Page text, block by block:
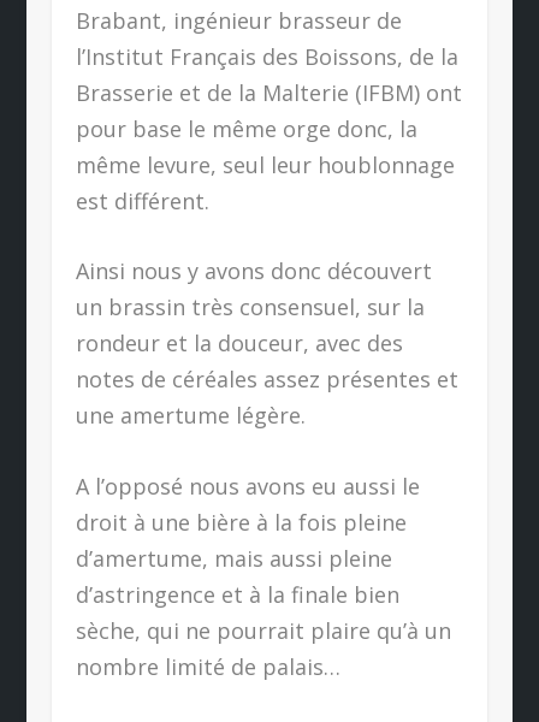
Brabant, ingénieur brasseur de
l’Institut Français des Boissons, de la
Brasserie et de la Malterie (IFBM) ont
pour base le même orge donc, la
même levure, seul leur houblonnage
est différent.
Ainsi nous y avons donc découvert
un brassin très consensuel, sur la
rondeur et la douceur, avec des
notes de céréales assez présentes et
une amertume légère.
A l’opposé nous avons eu aussi le
droit à une bière à la fois pleine
d’amertume, mais aussi pleine
d’astringence et à la finale bien
sèche, qui ne pourrait plaire qu’à un
nombre limité de palais…